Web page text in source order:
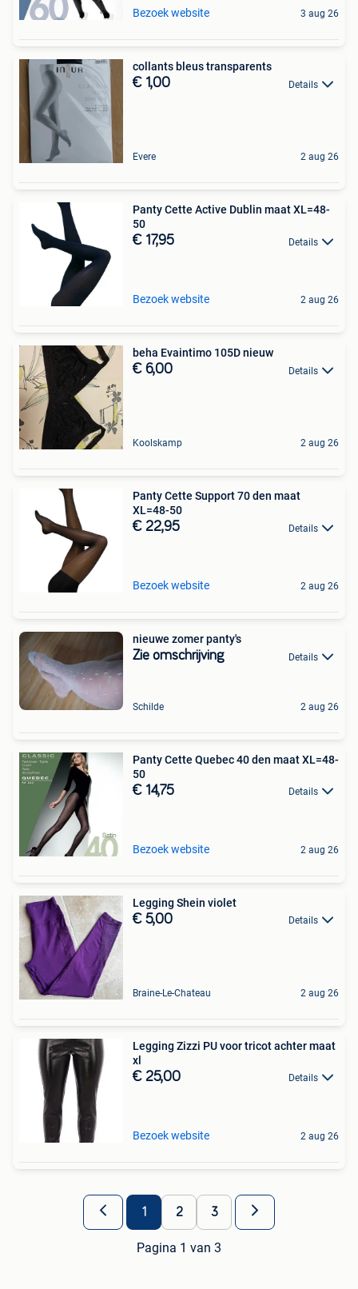
Bezoek website 3 aug 26
collants bleus transparents
€ 1,00 Details
Evere 2 aug 26
Panty Cette Active Dublin maat XL=48-
50
€ 17,95 Details
Bezoek website 2 aug 26
beha Evaintimo 105D nieuw
€ 6,00 Details
Koolskamp 2 aug 26
Panty Cette Support 70 den maat
XL=48-50
€ 22,95 Details
Bezoek website 2 aug 26
nieuwe zomer panty's
Zie omschrijving Details
Schilde 2 aug 26
Panty Cette Quebec 40 den maat XL=48-
50
€ 14,75 Details
Bezoek website 2 aug 26
Legging Shein violet
€ 5,00 Details
Braine-Le-Chateau 2 aug 26
Legging Zizzi PU voor tricot achter maat
xl
€ 25,00 Details
Bezoek website 2 aug 26
1 2 3
Pagina 1 van 3